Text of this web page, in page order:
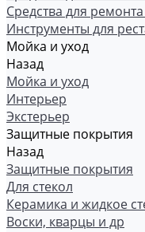
Средства для
Инструменты для
Мойка и уход
Назад
Мойка и уход
Интерьер
Экстерьер
Защитные покрытия
Назад
Защитные покрытия
Для стекол
Керамика и жидкое
Воски, кварцы и др